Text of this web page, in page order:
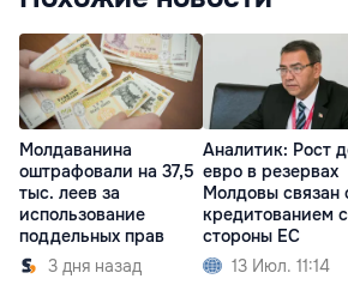
Молдаванина
оштрафовали на 37,5
тыс. леев за
использование
поддельных прав
3 дня назад
Аналитик: Рост
евро в резервах
Молдовы связан
кредитованием
стороны ЕС
13 Июл. 11:14